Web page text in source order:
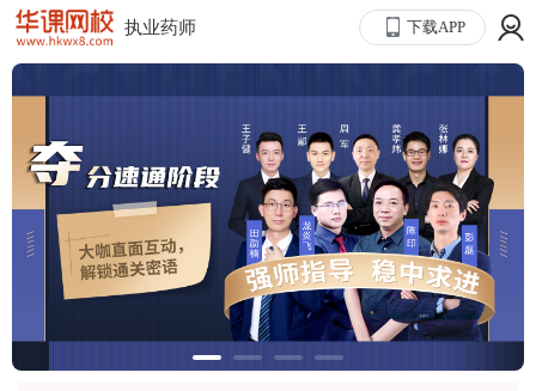
执业药师 下载APP